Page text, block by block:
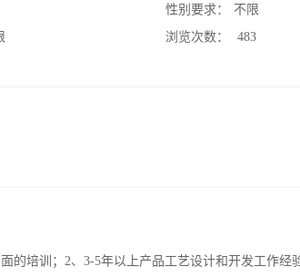
性别要求：
不限
浏览次数：
483
的培训；2、3-5年以上产品工艺设计和开发工作经